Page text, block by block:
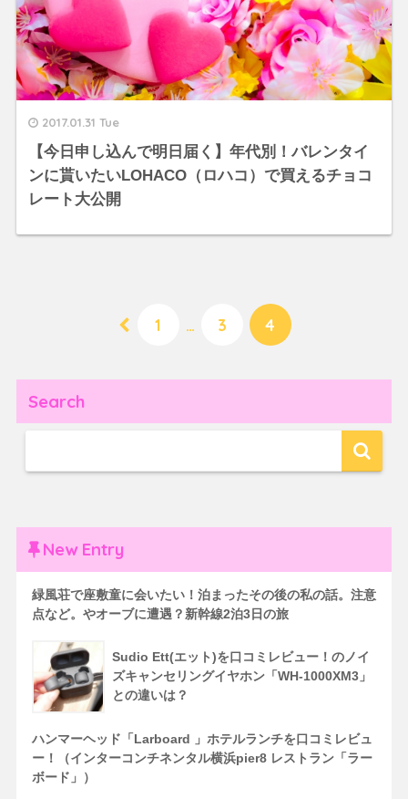
2017.01.31 Tue
【今日申し込んで明日届く】年代別！バレンタイ
ンに貰いたいLOHACO（ロハコ）で買えるチョコ
レート大公開
1 … 3 4
Search
New Entry
緑風荘で座敷童に会いたい！泊まったその後の私の話。注意
点など。やオーブに遭遇？新幹線2泊3日の旅
Sudio Ett(エット)を口コミレビュー！のノイ
ズキャンセリングイヤホン「WH-1000XM3」
との違いは？
ハンマーヘッド「Larboard 」ホテルランチを口コミレビュ
ー！（インターコンチネンタル横浜pier8 レストラン「ラー
ボード」）